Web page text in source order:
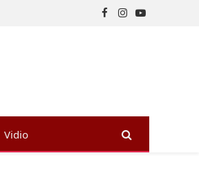
Facebook
Instagram
YouTube
Vidio